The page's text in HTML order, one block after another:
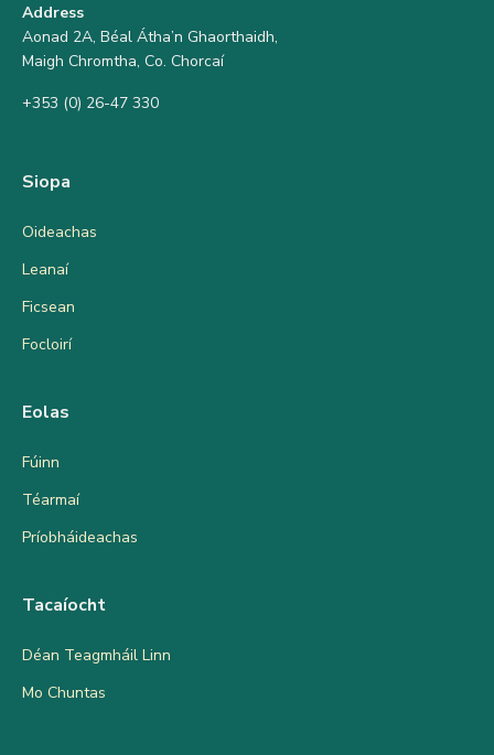
Address
Aonad 2A, Béal Átha’n Ghaorthaidh,
Maigh Chromtha, Co. Chorcaí
+353 (0) 26-47 330
Siopa
Oideachas
Leanaí
Ficsean
Focloirí
Eolas
Fúinn
Téarmaí
Príobháideachas
Tacaíocht
Déan Teagmháil Linn
Mo Chuntas